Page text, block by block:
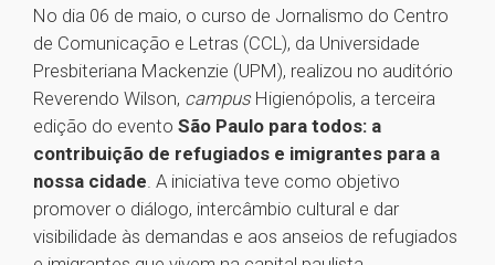
No dia 06 de maio, o curso de Jornalismo do Centro
de Comunicação e Letras (CCL), da Universidade
Presbiteriana Mackenzie (UPM), realizou no auditório
Reverendo Wilson, campus Higienópolis, a terceira
edição do evento São Paulo para todos: a
contribuição de refugiados e imigrantes para a
nossa cidade. A iniciativa teve como objetivo
promover o diálogo, intercâmbio cultural e dar
visibilidade às demandas e aos anseios de refugiados